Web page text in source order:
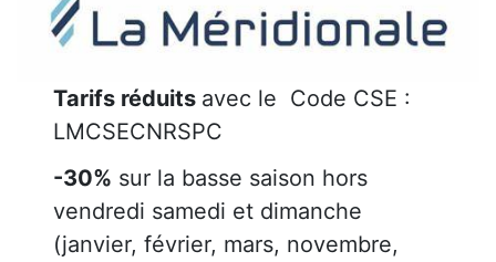
Tarifs réduits avec le Code CSE :
LMCSECNRSPC
-30% sur la basse saison hors
vendredi samedi et dimanche
(janvier, février, mars, novembre,